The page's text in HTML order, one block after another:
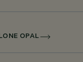
OPAL